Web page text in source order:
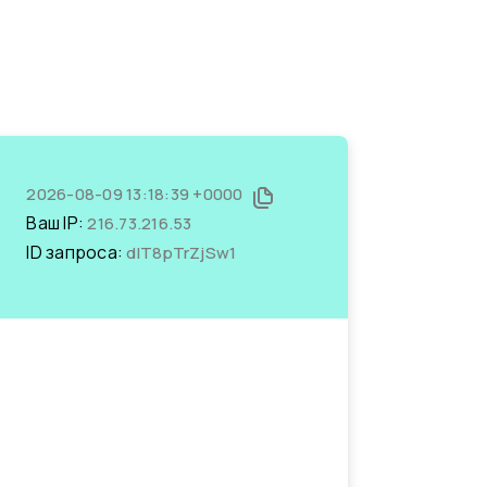
2026-08-09 13:18:39 +0000
Ваш IP:216.73.216.53
ID запроса:dIT8pTrZjSw1